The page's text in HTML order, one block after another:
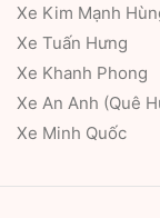
Xe Kim Mạnh
Xe Tuấn Hưng
Xe Khanh Phong
Xe An Anh (Quê
Xe Minh Quốc